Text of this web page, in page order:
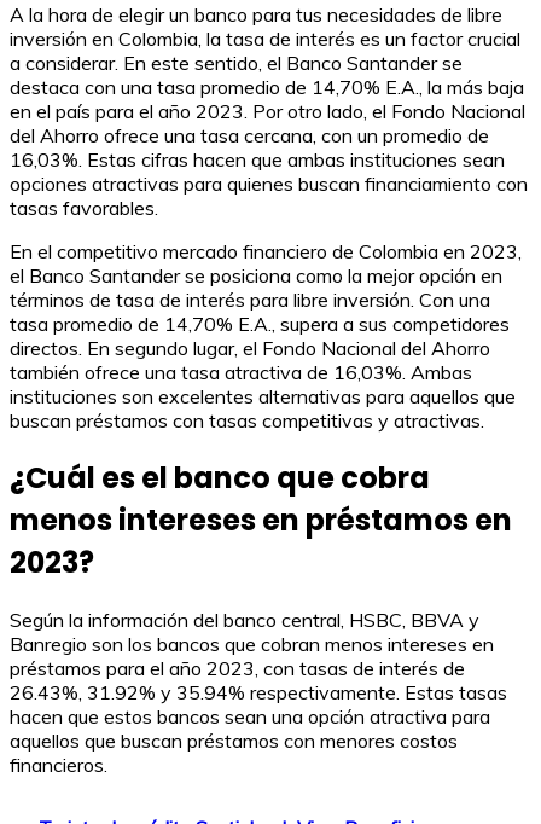
A la hora de elegir un banco para tus necesidades de libre
inversión en Colombia, la tasa de interés es un factor crucial
a considerar. En este sentido, el Banco Santander se
destaca con una tasa promedio de 14,70% E.A., la más baja
en el país para el año 2023. Por otro lado, el Fondo Nacional
del Ahorro ofrece una tasa cercana, con un promedio de
16,03%. Estas cifras hacen que ambas instituciones sean
opciones atractivas para quienes buscan financiamiento con
tasas favorables.
En el competitivo mercado financiero de Colombia en 2023,
el Banco Santander se posiciona como la mejor opción en
términos de tasa de interés para libre inversión. Con una
tasa promedio de 14,70% E.A., supera a sus competidores
directos. En segundo lugar, el Fondo Nacional del Ahorro
también ofrece una tasa atractiva de 16,03%. Ambas
instituciones son excelentes alternativas para aquellos que
buscan préstamos con tasas competitivas y atractivas.
¿Cuál es el banco que cobra
menos intereses en préstamos en
2023?
Según la información del banco central, HSBC, BBVA y
Banregio son los bancos que cobran menos intereses en
préstamos para el año 2023, con tasas de interés de
26.43%, 31.92% y 35.94% respectivamente. Estas tasas
hacen que estos bancos sean una opción atractiva para
aquellos que buscan préstamos con menores costos
financieros.